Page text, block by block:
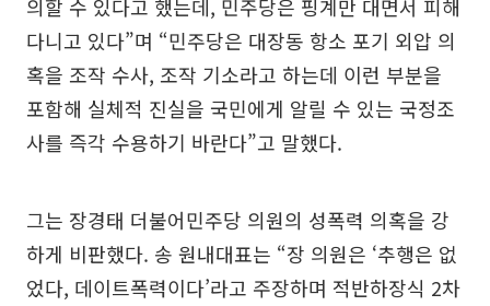
의할 수 있다고 했는데, 민주당은 핑계만 대면서 피해
다니고 있다”며 “민주당은 대장동 항소 포기 외압 의
혹을 조작 수사, 조작 기소라고 하는데 이런 부분을
포함해 실체적 진실을 국민에게 알릴 수 있는 국정조
사를 즉각 수용하기 바란다”고 말했다.
그는 장경태 더불어민주당 의원의 성폭력 의혹을 강
하게 비판했다. 송 원내대표는 “장 의원은 ‘추행은 없
었다, 데이트폭력이다’라고 주장하며 적반하장식 2차